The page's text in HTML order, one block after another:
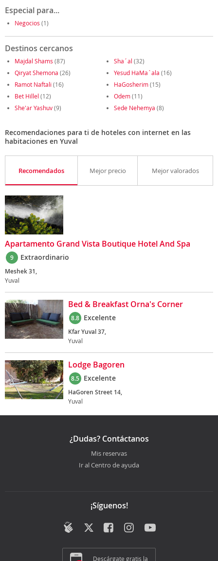
Especial para...
Negocios (1)
Destinos cercanos
Majdal Shams (87) Sha´al (32)
Qiryat Shemona (26) Yesud HaMa`ala (16)
Ramot Naftali (16) HaGosherim(15)
Bet Hillel (12) Odem(11)
She'ar Yashuv(9) Sede Nehemya (8)
Recomendaciones para ti de hoteles con internet en las
habitaciones en Yuval
Recomendados Mejor precio Mejor valorados
Apartamento Grand Vista Boutique Hotel And Spa
9 Extraordinario
Meshek 31,
Yuval
Bed & Breakfast Orna's Corner
8.8 Excelente
Kfar Yuval 37,
Yuval
Lodge Bagoren
8.5 Excelente
HaGoren Street 14,
Yuval
¿Dudas? Contáctanos
Mis reservas
Ir al Centro de ayuda
¡Síguenos!
Descárgate gratis la